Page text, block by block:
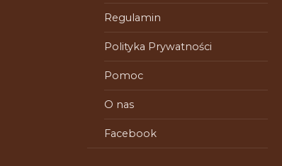
Regulamin
Polityka Prywatności
Pomoc
O nas
Facebook